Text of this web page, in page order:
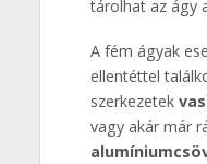
tárolhat az ágy
A fém ágyak
ellentéttel
szerkezetek
vagy akár már